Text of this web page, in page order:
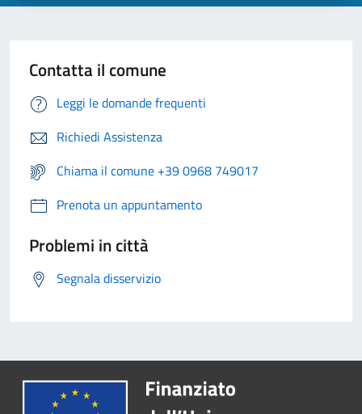
Contatta il comune
Leggi le domande frequenti
Richiedi Assistenza
Chiama il comune +39 0968 749017
Prenota un appuntamento
Problemi in città
Segnala disservizio